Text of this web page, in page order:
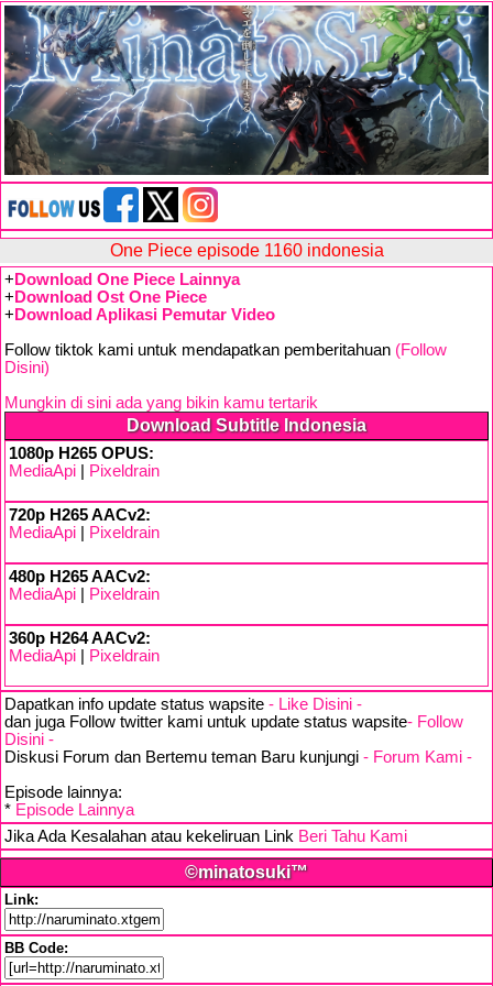
One Piece episode 1160 indonesia
+ Download One Piece Lainnya
+ Download Ost One Piece
+ Download Aplikasi Pemutar Video
Follow tiktok kami untuk mendapatkan pemberitahuan (Follow
Disini)
Mungkin di sini ada yang bikin kamu tertarik
Download Subtitle Indonesia
1080p H265 OPUS:
MediaApi
Pixeldrain
720p H265 AACv2:
MediaApi
Pixeldrain
480p H265 AACv2:
MediaApi
Pixeldrain
360p H264 AACv2:
MediaApi
Pixeldrain
Dapatkan info update status wapsite - Like Disini -
dan juga Follow twitter kami untuk update status wapsite- Follow
Disini -
Diskusi Forum dan Bertemu teman Baru kunjungi - Forum Kami -
Episode lainnya:
* Episode Lainnya
Jika Ada Kesalahan atau kekeliruan Link Beri Tahu Kami
©minatosuki™
Link:
BB Code: